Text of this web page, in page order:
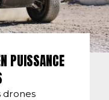
PUISSANCE
drones